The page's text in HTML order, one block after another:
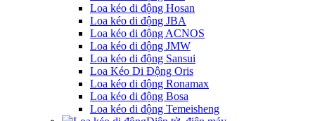
Loa kéo di động Hosan
Loa kéo di động JBA
Loa kéo di động ACNOS
Loa kéo di động JMW
Loa kéo di động Sansui
Loa Kéo Di Động Oris
Loa kéo di động Ronamax
Loa kéo di động Bosa
Loa kéo di động Temeisheng